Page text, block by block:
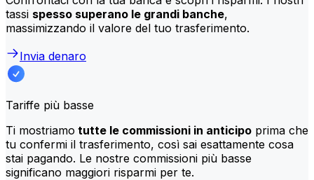
tassi spesso superano le grandi banche,
massimizzando il valore del tuo trasferimento.
Invia denaro
Tariffe più basse
Ti mostriamo tutte le commissioni in anticipo prima che
tu confermi il trasferimento, così sai esattamente cosa
stai pagando. Le nostre commissioni più basse
significano maggiori risparmi per te.